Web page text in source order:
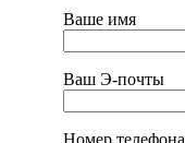
Ваше имя
Ваш Э-почты
Номер телефона